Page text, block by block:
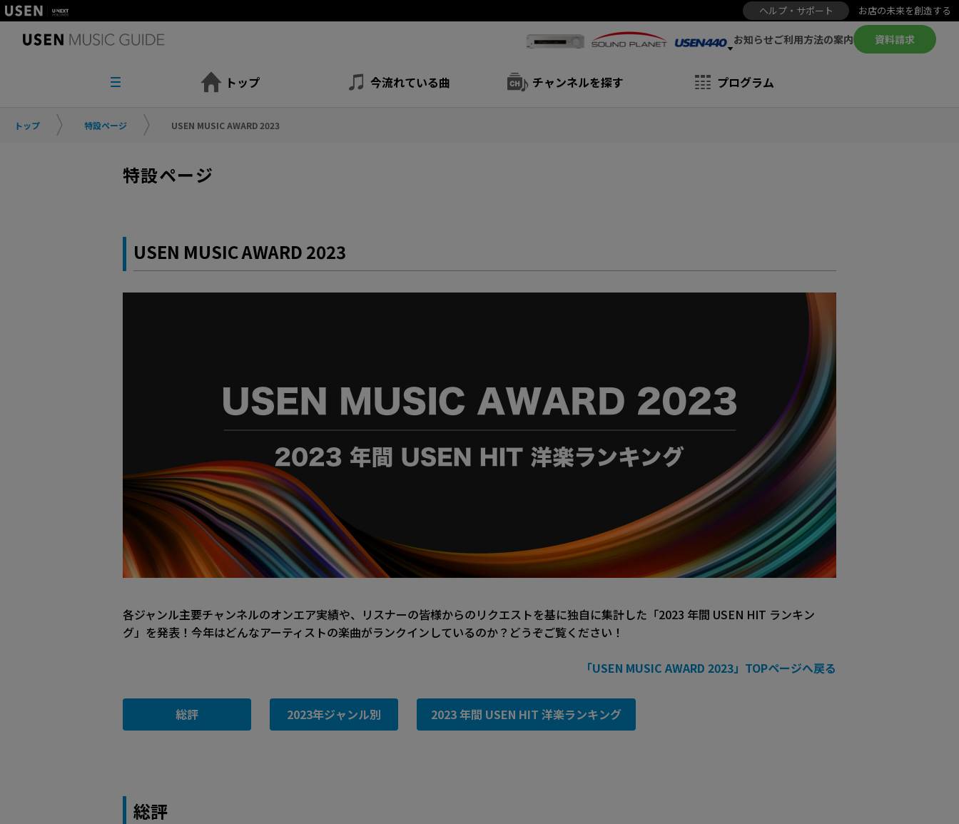
ヘルプ・サポート お店の未来を創造する
お知らせご利用方法の案内 資料請求
トップ 今流れている曲 チャンネルを探す プログラム
トップ 特設ページ USEN MUSIC AWARD 2023
特設ページ
USEN MUSIC AWARD 2023
各ジャンル主要チャンネルのオンエア実績や、リスナーの皆様からのリクエストを基に独自に集計した「2023 年間 USEN HIT ランキン
グ」を発表！今年はどんなアーティストの楽曲がランクインしているのか？どうぞご覧ください！
「USEN MUSIC AWARD 2023」TOPページへ戻る
総評 2023年ジャンル別 2023 年間 USEN HIT 洋楽ランキング
総評